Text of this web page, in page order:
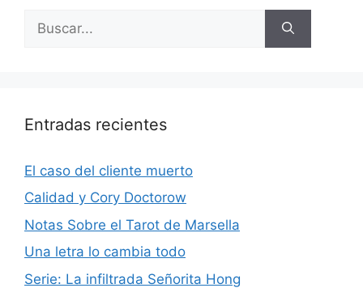
Entradas recientes
El caso del cliente muerto
Calidad y Cory Doctorow
Notas Sobre el Tarot de Marsella
Una letra lo cambia todo
Serie: La infiltrada Señorita Hong